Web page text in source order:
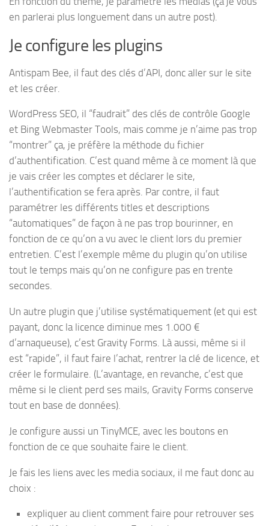
en parlerai plus longuement dans un autre post).
Je configure les plugins
Antispam Bee, il faut des clés d’API, donc aller sur le site
et les créer.
WordPress SEO, il “faudrait” des clés de contrôle Google
et Bing Webmaster Tools, mais comme je n’aime pas trop
“montrer” ça, je préfère la méthode du fichier
d’authentification. C’est quand même à ce moment là que
je vais créer les comptes et déclarer le site,
l’authentification se fera après. Par contre, il faut
paramétrer les différents titles et descriptions
“automatiques” de façon à ne pas trop bourinner, en
fonction de ce qu’on a vu avec le client lors du premier
entretien. C’est l’exemple même du plugin qu’on utilise
tout le temps mais qu’on ne configure pas en trente
secondes.
Un autre plugin que j’utilise systématiquement (et qui est
payant, donc la licence diminue mes 1.000 €
d’arnaqueuse), c’est Gravity Forms. Là aussi, même si il
est “rapide”, il faut faire l’achat, rentrer la clé de licence, et
créer le formulaire. (L’avantage, en revanche, c’est que
même si le client perd ses mails, Gravity Forms conserve
tout en base de données).
Je configure aussi un TinyMCE, avec les boutons en
fonction de ce que souhaite faire le client.
Je fais les liens avec les media sociaux, il me faut donc au
choix :
expliquer au client comment faire pour retrouver ses